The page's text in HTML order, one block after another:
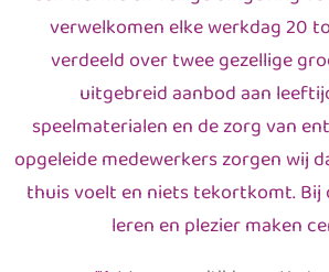
verwelkomen elke werkdag 20
verdeeld over twee gezellige
uitgebreid aanbod aan
speelmaterialen en de zorg van
opgeleide medewerkers zorgen wij
thuis voelt en niets tekortkomt. Bij
leren en plezier maken